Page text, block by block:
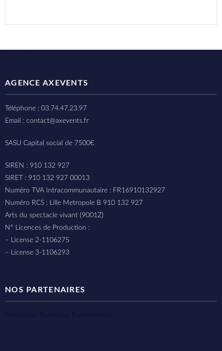
AGENCE AXEVENTS
Téléphone : 03.74.47.23.97
Email : contact@axevents.fr
SASU Capital social de 7500€
SIREN : 910 132 927
SIRET : 910 132 927 00013
Numéro TVA Intracommunautaire : FR16910132927
Numéro RCS : Lille Metropole B 910 132 927
Arts du spectacle vivant (9001Z)
N° Licences de Production :
– License 2-1106275
– License 3-1106293
NOS PARTENAIRES